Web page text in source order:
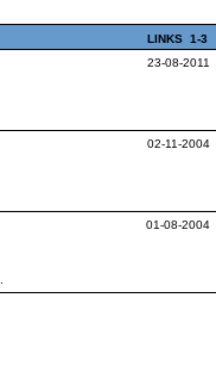
LINKS 1-3
23-08-2011
02-11-2004
01-08-2004